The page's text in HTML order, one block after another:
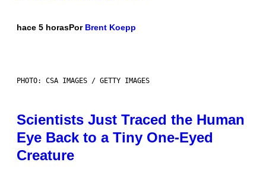
hace 5 horasPor Brent Koepp
PHOTO: CSA IMAGES / GETTY IMAGES
Scientists Just Traced the Human
Eye Back to a Tiny One-Eyed
Creature